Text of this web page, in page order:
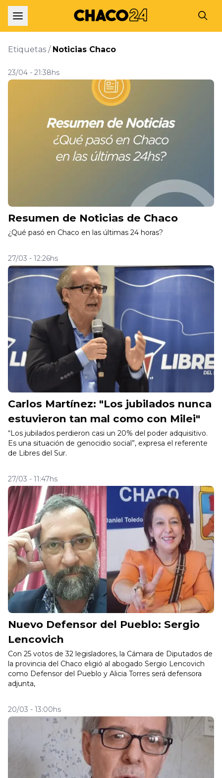
Etiquetas / Noticias Chaco
23/04 - 21:38hs
Resumen de Noticias de Chaco
¿Qué pasó en Chaco en las últimas 24 horas?
27/03 - 12:26hs
Carlos Martínez: "Los jubilados nunca
estuvieron tan mal como con Milei"
“Los jubilados perdieron casi un 20% del poder adquisitivo.
Es una situación de genocidio social”, expresa el referente
de Libres del Sur.
27/03 - 11:47hs
Nuevo Defensor del Pueblo: Sergio
Lencovich
Con 25 votos de 32 legisladores, la Cámara de Diputados de
la provincia del Chaco eligió al abogado Sergio Lencovich
como Defensor del Pueblo y Alicia Torres será defensora
adjunta,
20/03 - 13:00hs